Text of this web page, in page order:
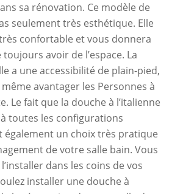
sa rénovation. Ce modèle de
seulement très esthétique. Elle
confortable et vous donnera
toujours avoir de l’espace. La
a une accessibilité de plain-pied,
avantager les Personnes à
Le fait que la douche à l’italienne
toutes les configurations
également un choix très pratique
de votre salle bain. Vous
dans les coins de vos
installer une douche à